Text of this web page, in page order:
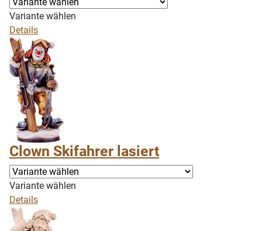
Variante wählen
Details
Clown Skifahrer lasiert
Variante wählen
Details